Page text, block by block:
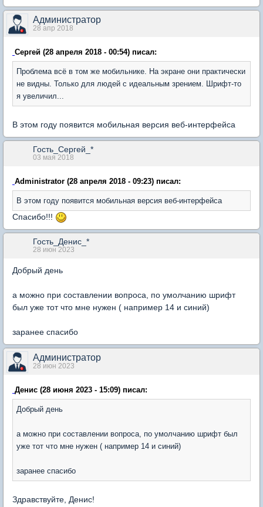
Администратор
28 апр 2018
Сергей (28 апреля 2018 - 00:54) писал:
Проблема всё в том же мобильнике. На экране они практически
не видны. Только для людей с идеальным зрением. Шрифт-то
я увеличил...
В этом году появится мобильная версия веб-интерфейса
Гость_Сергей_*
03 мая 2018
Administrator (28 апреля 2018 - 09:23) писал:
В этом году появится мобильная версия веб-интерфейса
Спасибо!!!
Гость_Денис_*
28 июн 2023
Добрый день
а можно при составлении вопроса, по умолчанию шрифт
был уже тот что мне нужен ( например 14 и синий)
заранее спасибо
Администратор
28 июн 2023
Денис (28 июня 2023 - 15:09) писал:
Добрый день
а можно при составлении вопроса, по умолчанию шрифт был
уже тот что мне нужен ( например 14 и синий)
заранее спасибо
Здравствуйте, Денис!